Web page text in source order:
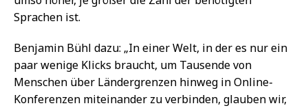
Sprachen ist.
Benjamin Bühl dazu: „In einer Welt, in der es nur ein
paar wenige Klicks braucht, um Tausende von
Menschen über Ländergrenzen hinweg in Online-
Konferenzen miteinander zu verbinden, glauben wir,